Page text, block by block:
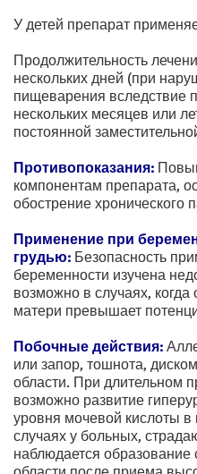
У детей препарат
Продолжительность
нескольких дней (при
пищеварения вследствие
нескольких месяцев или
постоянной
Противопоказания:
компонентам препарата,
обострение хронического
Применение при
грудью: Безопасность
беременности изучена
возможно в случаях,
матери превышает
Побочные действия:
или запор, тошнота,
области. При длительном
возможно развитие
уровня мочевой кислоты
случаях у больных,
наблюдается образование